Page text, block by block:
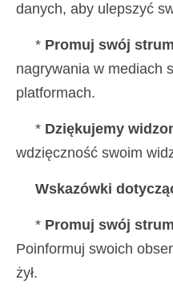
danych, aby ulepszyć
* Promuj swój
nagrywania w mediach
platformach.
* Dziękujemy
wdzięczność swoim
Wskazówki
* Promuj swój
Poinformuj swoich
żył.